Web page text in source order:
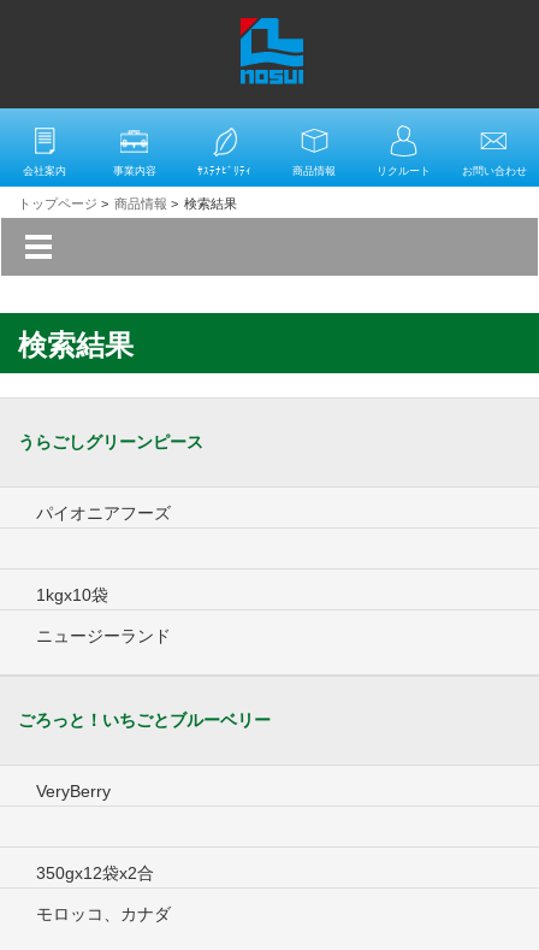
会社案内 事業内容 ｻｽﾃﾅﾋﾞﾘﾃｨ 商品情報 リクルート お問い合わせ
トップページ > 商品情報 > 検索結果
検索結果
うらごしグリーンピース
パイオニアフーズ
1kgx10袋
ニュージーランド
ごろっと！いちごとブルーベリー
VeryBerry
350gx12袋x2合
モロッコ、カナダ